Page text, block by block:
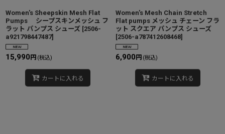
Women's Sheepskin Mesh Flat
Pumps シープスキンメッシュ フ
ラット パンプス シューズ [2506-
a921798447487]
15,990 円 (税込)
カートに入れる
Women's Mesh Chain Stretch
Flat pumps メッシュ チェーン フラ
ット スクエア パンプス シューズ
[2506-a787412608468]
6,900 円 (税込)
カートに入れる